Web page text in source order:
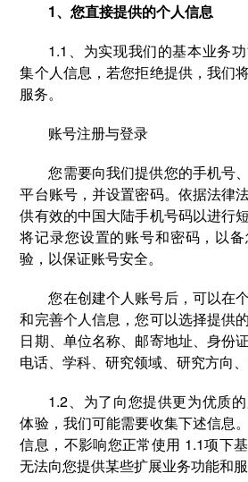
1、您直接提供的个人信息
1.1、为实现我们的基本业务
集个人信息，若您拒绝提供，我们
服务。
账号注册与登录
您需要向我们提供您的手机号
平台账号，并设置密码。依据法律
供有效的中国大陆手机号码以进行
将记录您设置的账号和密码，以
验，以保证账号安全。
您在创建个人账号后，可以在
和完善个人信息，您可以选择提供
日期、单位名称、邮寄地址、身份
电话、学科、研究领域、研究方向、
1.2、为了向您提供更为优质
体验，我们可能需要收集下述信息
信息，不影响您正常使用 1.1项下
无法向您提供某些扩展业务功能和服